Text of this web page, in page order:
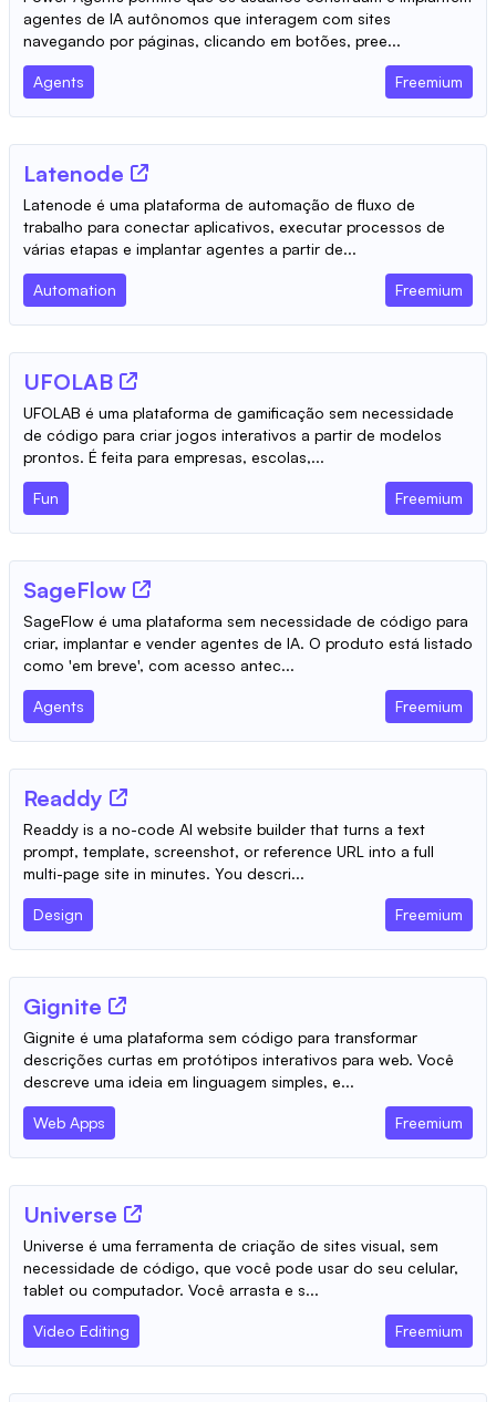
agentes de IA autônomos que interagem com sites
navegando por páginas, clicando em botões, pree...
Agents Freemium
Latenode
Latenode é uma plataforma de automação de fluxo de
trabalho para conectar aplicativos, executar processos de
várias etapas e implantar agentes a partir de...
Automation Freemium
UFOLAB
UFOLAB é uma plataforma de gamificação sem necessidade
de código para criar jogos interativos a partir de modelos
prontos. É feita para empresas, escolas,...
Fun Freemium
SageFlow
SageFlow é uma plataforma sem necessidade de código para
criar, implantar e vender agentes de IA. O produto está listado
como 'em breve', com acesso antec...
Agents Freemium
Readdy
Readdy is a no-code AI website builder that turns a text
prompt, template, screenshot, or reference URL into a full
multi-page site in minutes. You descri...
Design Freemium
Gignite
Gignite é uma plataforma sem código para transformar
descrições curtas em protótipos interativos para web. Você
descreve uma ideia em linguagem simples, e...
Web Apps Freemium
Universe
Universe é uma ferramenta de criação de sites visual, sem
necessidade de código, que você pode usar do seu celular,
tablet ou computador. Você arrasta e s...
Video Editing Freemium